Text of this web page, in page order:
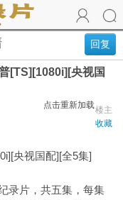
回复
[TS][1080i][央视国
点击重新加载楼主
收藏
央视国配][全5集]
录片，共五集，每集